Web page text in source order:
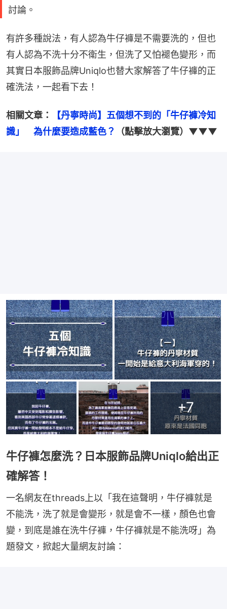
討論。
有許多種說法，有人認為牛仔褲是不需要洗的，但也
有人認為不洗十分不衛生，但洗了又怕褪色變形，而
其實日本服飾品牌Uniqlo也替大家解答了牛仔褲的正
確洗法，一起看下去！
相關文章：
【丹寧時尚】五個想不到的「牛仔褲冷知
識」　為什麼要造成藍色？
（點擊放大瀏覽）▼▼▼
+7
牛仔褲怎麼洗？日本服飾品牌Uniqlo給出正
確解答！
一名網友在threads上以「我在這聲明，牛仔褲就是
不能洗，洗了就是會變形，就是會不一樣，顏色也會
變，到底是誰在洗牛仔褲，牛仔褲就是不能洗呀」為
題發文，掀起大量網友討論：